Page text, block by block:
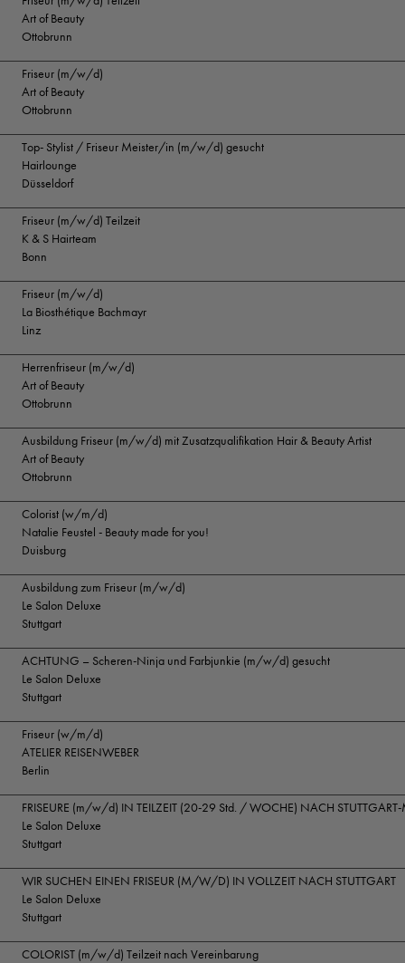
Art of Beauty
Ottobrunn
Friseur (m/w/d)
Art of Beauty
Ottobrunn
Top- Stylist / Friseur Meister/in (m/w/d) gesucht
Hairlounge
Düsseldorf
Friseur (m/w/d) Teilzeit
K & S Hairteam
Bonn
Friseur (m/w/d)
La Biosthétique Bachmayr
Linz
Herrenfriseur (m/w/d)
Art of Beauty
Ottobrunn
Ausbildung Friseur (m/w/d) mit Zusatzqualifikation Hair & Beauty Artist
Art of Beauty
Ottobrunn
Colorist (w/m/d)
Natalie Feustel - Beauty made for you!
Duisburg
Ausbildung zum Friseur (m/w/d)
Le Salon Deluxe
Stuttgart
ACHTUNG – Scheren-Ninja und Farbjunkie (m/w/d) gesucht
Le Salon Deluxe
Stuttgart
Friseur (w/m/d)
ATELIER REISENWEBER
Berlin
FRISEURE (m/w/d) IN TEILZEIT (20-29 Std. / WOCHE) NACH STUTTGART-
Le Salon Deluxe
Stuttgart
WIR SUCHEN EINEN FRISEUR (M/W/D) IN VOLLZEIT NACH STUTTGART
Le Salon Deluxe
Stuttgart
COLORIST (m/w/d) Teilzeit nach Vereinbarung